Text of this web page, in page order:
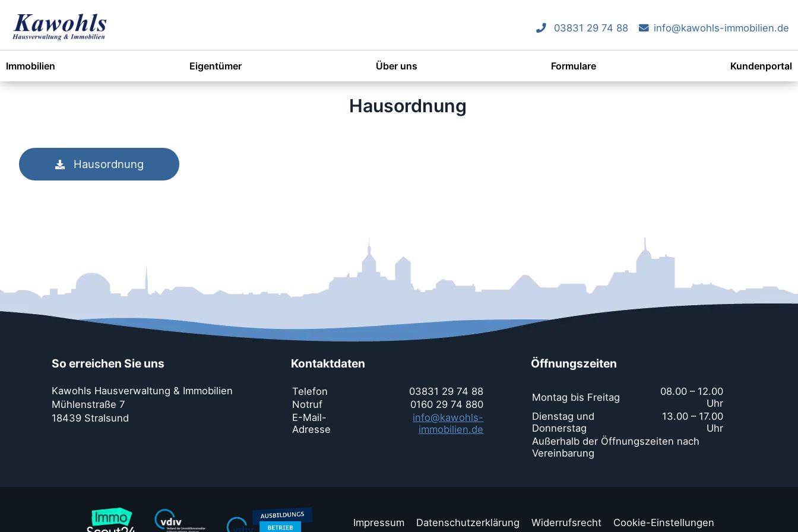
content
03831 29 74 88 info@kawohls-immobilien.de
Immobilien Eigentümer Über uns Formulare Kundenportal
Hausordnung
Hausordnung
So erreichen Sie uns
Kawohls Hausverwaltung & Immobilien
Mühlenstraße 7
18439 Stralsund
Kontaktdaten
Telefon
03831 29 74 88
Notruf
0160 29 74 880
E-Mail-
Adresse
info@kawohls-
immobilien.de
Öffnungszeiten
Montag bis Freitag
08.00 – 12.00
Uhr
Dienstag und
Donnerstag
13.00 – 17.00
Uhr
Außerhalb der Öffnungszeiten nach
Vereinbarung
Impressum Datenschutzerklärung Widerrufsrecht Cookie-Einstellungen